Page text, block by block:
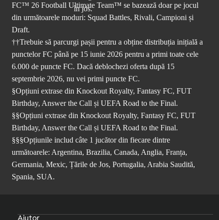
FC™ 26 Football Ultimate Team™ se bazează doar pe jocul
din următoarele moduri: Squad Battles, Rivali, Campioni și
Draft.
††Trebuie să parcurgi pașii pentru a obține distribuția inițială a
punctelor FC până pe 15 iunie 2026 pentru a primi toate cele
6.000 de puncte FC. Dacă deblochezi oferta după 15
septembrie 2026, nu vei primi puncte FC.
§Opțiuni extrase din Knockout Royalty, Fantasy FC, FUT
Birthday, Answer the Call și UEFA Road to the Final.
§§Opțiuni extrase din Knockout Royalty, Fantasy FC, FUT
Birthday, Answer the Call și UEFA Road to the Final.
§§§Opțiunile includ câte 1 jucător din fiecare dintre
următoarele: Argentina, Brazilia, Canada, Anglia, Franța,
Germania, Mexic, Țările de Jos, Portugalia, Arabia Saudită,
Spania, SUA.
Ajutor